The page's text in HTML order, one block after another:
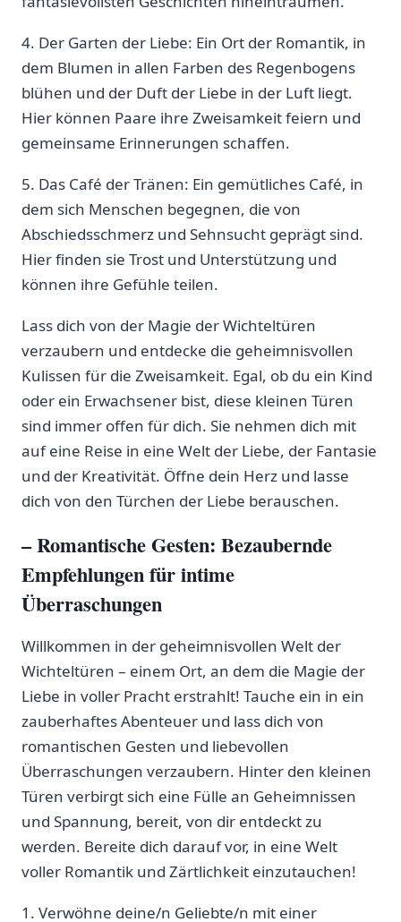
4. Der Garten der⁤ Liebe: Ein Ort der Romantik, in
dem Blumen in allen Farben des Regenbogens
blühen und der ‍Duft der Liebe in der Luft​ liegt.
Hier können Paare ihre Zweisamkeit feiern und
gemeinsame Erinnerungen schaffen.
5. Das Café der Tränen: Ein gemütliches⁣ Café, in
dem sich Menschen begegnen, die von
Abschiedsschmerz und Sehnsucht geprägt sind.
Hier finden sie Trost und Unterstützung und
können ihre Gefühle teilen.
Lass dich von der Magie der Wichteltüren
verzaubern und entdecke die geheimnisvollen
Kulissen für die Zweisamkeit. Egal,‍ ob du ein Kind
oder ein Erwachsener ⁤bist, diese‍ kleinen Türen
sind immer offen für dich. Sie nehmen dich mit
auf eine Reise in eine Welt der Liebe, der Fantasie
und der Kreativität. Öffne ⁣dein Herz und lasse
dich von den Türchen der Liebe berauschen.
– Romantische Gesten: Bezaubernde
‍Empfehlungen für intime
Überraschungen
Willkommen in der​ geheimnisvollen Welt der
Wichteltüren – einem Ort, an dem ‍die Magie der
Liebe in voller Pracht erstrahlt!​ Tauche ein in ein
zauberhaftes Abenteuer und lass dich von
romantischen Gesten und liebevollen⁢
Überraschungen verzaubern. ​Hinter den kleinen
Türen verbirgt sich eine Fülle an Geheimnissen
und Spannung, bereit, von ‌dir entdeckt zu
werden. Bereite dich darauf ‍vor, in eine Welt
voller Romantik‌ und Zärtlichkeit einzutauchen!
1.‍ Verwöhne deine/n Geliebte/n mit einer